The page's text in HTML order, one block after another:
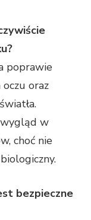
poprawie
oraz
wygląd w
choć nie
bezpieczne